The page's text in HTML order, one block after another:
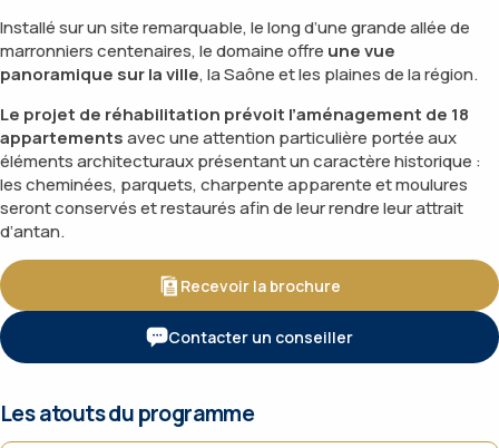
Installé sur un site remarquable, le long d’une grande allée de
marronniers centenaires, le domaine offre une vue
panoramique sur la ville, la Saône et les plaines de la région.
Le projet de réhabilitation prévoit l’aménagement de 18
appartementsavec une attention particulière portée aux
éléments architecturaux présentant un caractère historique :
les cheminées, parquets, charpente apparente et moulures
seront conservés et restaurés afin de leur rendre leur attrait
d’antan.
Recevoir la brochure
Contacter un conseiller
Les atouts du programme